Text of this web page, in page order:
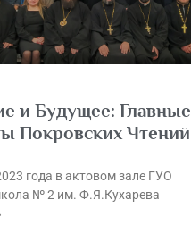
и Будущее: Главные
Покровских Чтений
года в актовом зале ГУО
№ 2 им. Ф.Я.Кухарева